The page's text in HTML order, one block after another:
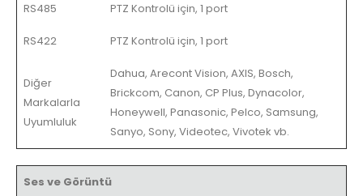
RS485 PTZ Kontrolü için, 1 port
RS422 PTZ Kontrolü için, 1 port
Diğer
Markalarla
Uyumluluk
Dahua, Arecont Vision, AXIS, Bosch,
Brickcom, Canon, CP Plus, Dynacolor,
Honeywell, Panasonic, Pelco, Samsung,
Sanyo, Sony, Videotec, Vivotek vb.
Ses ve Görüntü